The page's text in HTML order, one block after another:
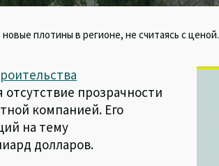
плотины в регионе, не считаясь с ценой.
прозрачности
компанией. Его
на тему
долларов.